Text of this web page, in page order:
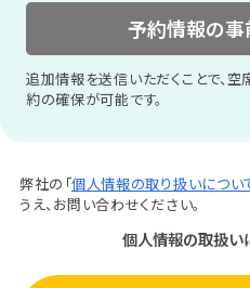
予約情報の
追加情報を送信いただくことで、
約の確保が可能です。
弊社の「個人情報の取り扱いについ
うえ、お問い合わせください。
個人情報の取扱い